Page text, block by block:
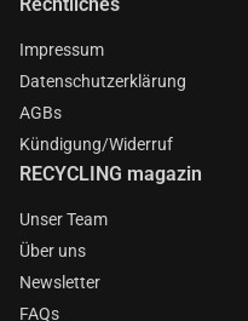
Impressum
Datenschutzerklärung
AGBs
Kündigung/Widerruf
RECYCLING magazin
Unser Team
Über uns
Newsletter
FAQs